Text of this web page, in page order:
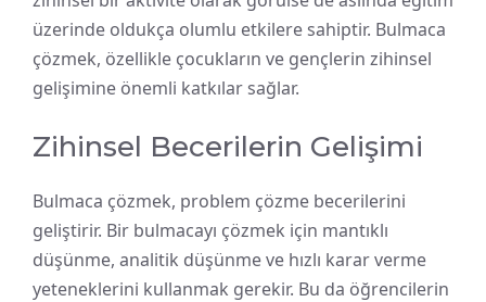
üzerinde oldukça olumlu etkilere sahiptir. Bulmaca
çözmek, özellikle çocukların ve gençlerin zihinsel
gelişimine önemli katkılar sağlar.
Zihinsel Becerilerin Gelişimi
Bulmaca çözmek, problem çözme becerilerini
geliştirir. Bir bulmacayı çözmek için mantıklı
düşünme, analitik düşünme ve hızlı karar verme
yeteneklerini kullanmak gerekir. Bu da öğrencilerin